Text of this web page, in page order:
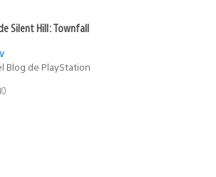
Silent Hill: Townfall
Blog de PlayStation